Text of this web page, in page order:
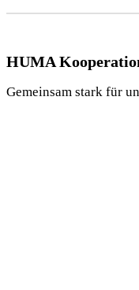
HUMA
Gemeinsam stark für